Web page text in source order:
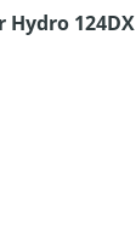
124DX